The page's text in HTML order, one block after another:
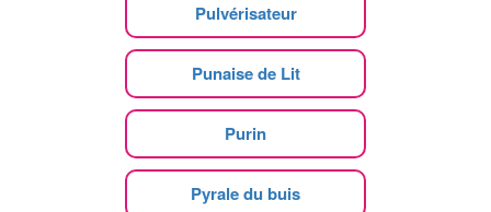
Pulvérisateur
Punaise de Lit
Purin
Pyrale du buis